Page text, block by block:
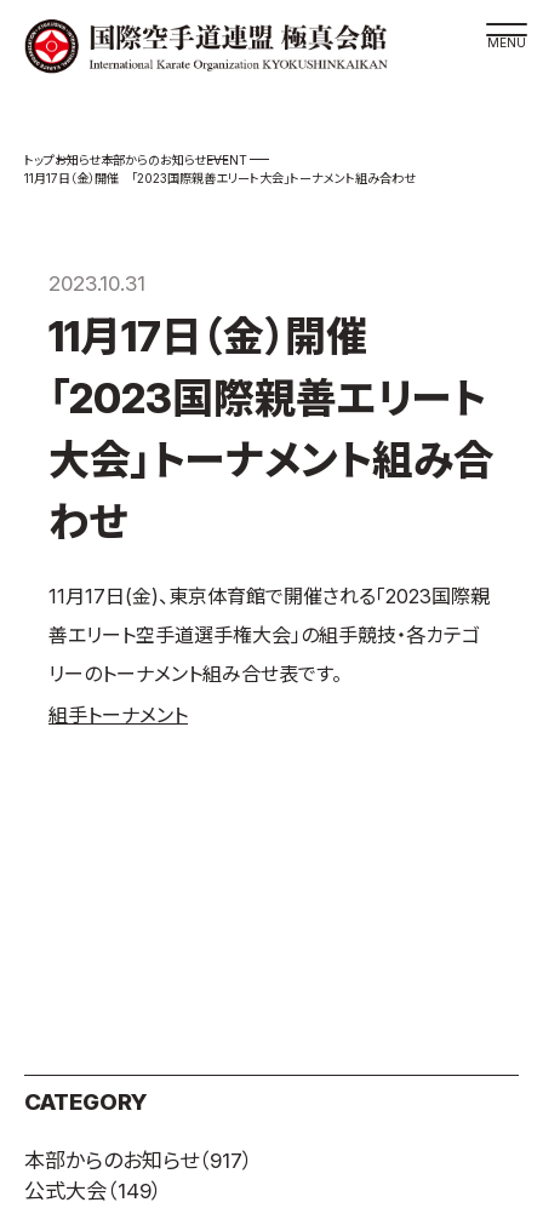
スケジュール
松井章奎館長 紹介
極真の歴史
極真会館のご案内
極真会館の概要
国際空手道連盟について
本部からのお知らせ
よくある質問
お知らせ本部からのお知らせEVENT
11月17日（金）開催 「2023国際親善エリート大会」トーナメント組み合わせ
2023.10.31
11月17日（金）開催
「2023国際親善エリート
大会」トーナメント組み合
わせ
11月17日(金)、東京体育館で開催される「2023国際親
善エリート空手道選手権大会」の組手競技・各カテゴ
リーのトーナメント組み合せ表です。
組手トーナメント
CATEGORY
本部からのお知らせ（917）
公式大会（149）